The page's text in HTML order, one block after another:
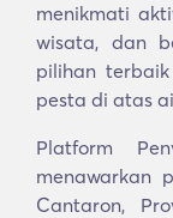
menikmati
wisata, dan
pilihan
pesta di atas
Platform
menawarkan
Cantaron,